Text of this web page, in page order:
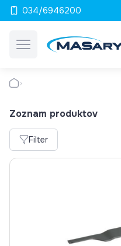
034/6946200
Zoznam produktov
Filter